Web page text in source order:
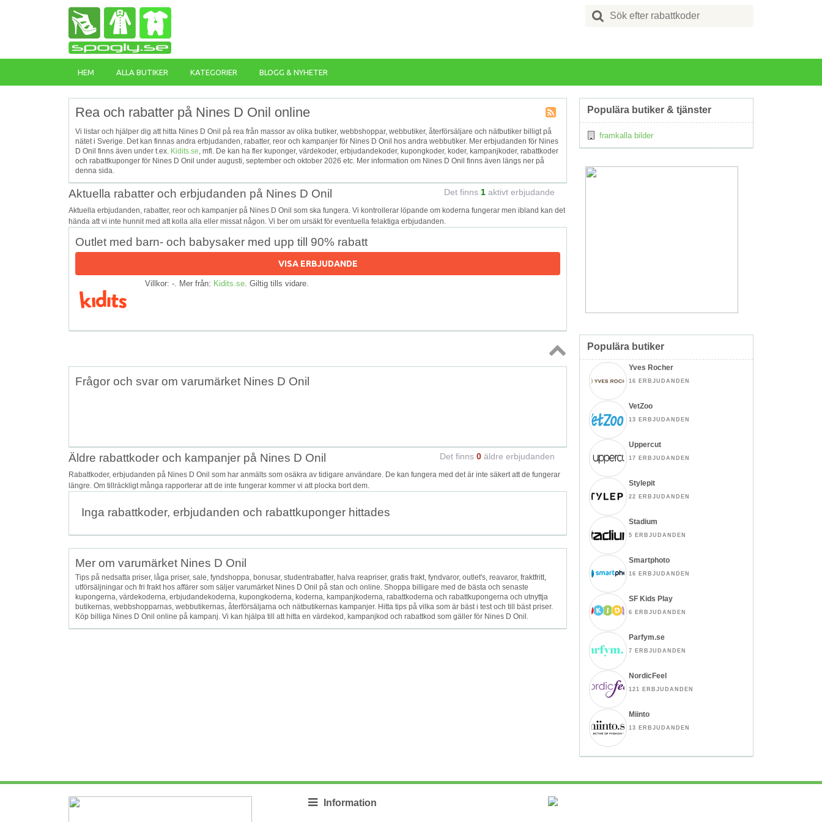
Search
for:
HEM ALLA BUTIKER KATEGORIER BLOGG & NYHETER
Kupong
Tagg
RSS
Rea och rabatter på Nines D Onil online
Vi listar och hjälper dig att hitta Nines D Onil på rea från massor av olika butiker, webbshoppar, webbutiker, återförsäljare och nätbutiker billigt på
nätet i Sverige. Det kan finnas andra erbjudanden, rabatter, reor och kampanjer för Nines D Onil hos andra webbutiker. Mer erbjudanden för Nines
D Onil finns även under t.ex. Kidits.se, mfl. De kan ha fler kuponger, värdekoder, erbjudandekoder, kupongkoder, koder, kampanjkoder, rabattkoder
och rabattkuponger för Nines D Onil under augusti, september och oktober 2026 etc. Mer information om Nines D Onil finns även längs ner på
denna sida.
Aktuella rabatter och erbjudanden på Nines D Onil Det finns 1 aktivt erbjudande
Aktuella erbjudanden, rabatter, reor och kampanjer på Nines D Onil som ska fungera. Vi kontrollerar löpande om koderna fungerar men ibland kan det
hända att vi inte hunnit med att kolla alla eller missat någon. Vi ber om ursäkt för eventuella felaktiga erbjudanden.
Outlet med barn- och babysaker med upp till 90% rabatt
VISA ERBJUDANDE
Villkor: -. Mer från: Kidits.se . Giltig tills vidare.
Topp
Frågor och svar om varumärket Nines D Onil
Äldre rabattkoder och kampanjer på Nines D Onil Det finns 0 äldre erbjudanden
Rabattkoder, erbjudanden på Nines D Onil som har anmälts som osäkra av tidigare användare. De kan fungera med det är inte säkert att de fungerar
längre. Om tillräckligt många rapporterar att de inte fungerar kommer vi att plocka bort dem.
Inga rabattkoder, erbjudanden och rabattkuponger hittades
Mer om varumärket Nines D Onil
Tips på nedsatta priser, låga priser, sale, fyndshoppa, bonusar, studentrabatter, halva reapriser, gratis frakt, fyndvaror, outlet's, reavaror, fraktfritt,
utförsäljningar och fri frakt hos affärer som säljer varumärket Nines D Onil på stan och online. Shoppa billigare med de bästa och senaste
kupongerna, värdekoderna, erbjudandekoderna, kupongkoderna, koderna, kampanjkoderna, rabattkoderna och rabattkupongerna och utnyttja
butikernas, webbshopparnas, webbutikernas, återförsäljarna och nätbutikernas kampanjer. Hitta tips på vilka som är bäst i test och till bäst priser.
Köp billiga Nines D Onil online på kampanj. Vi kan hjälpa till att hitta en värdekod, kampanjkod och rabattkod som gäller för Nines D Onil.
Populära butiker & tjänster
framkalla bilder
Populära butiker
Yves Rocher
16 ERBJUDANDEN
VetZoo
13 ERBJUDANDEN
Uppercut
17 ERBJUDANDEN
Stylepit
22 ERBJUDANDEN
Stadium
5 ERBJUDANDEN
Smartphoto
16 ERBJUDANDEN
SF Kids Play
6 ERBJUDANDEN
Parfym.se
7 ERBJUDANDEN
NordicFeel
121 ERBJUDANDEN
Miinto
13 ERBJUDANDEN
Information